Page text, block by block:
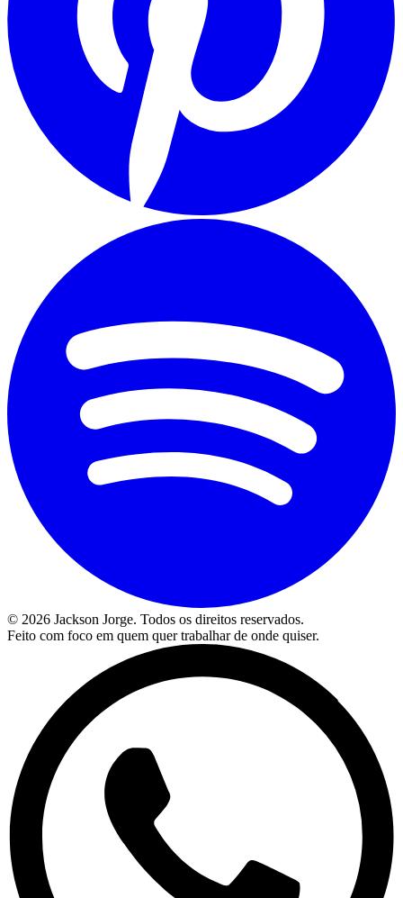
© 2026 Jackson Jorge. Todos os direitos reservados.
Feito com foco em quem quer trabalhar de onde quiser.